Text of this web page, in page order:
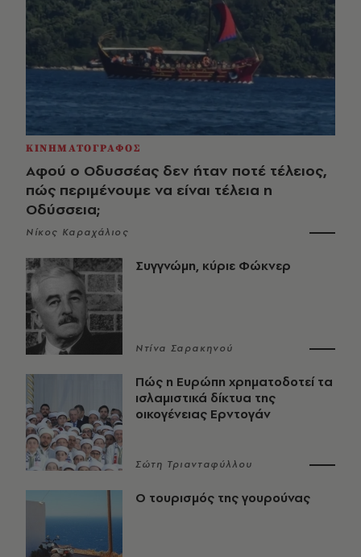
ΚΙΝΗΜΑΤΟΓΡΑΦΟΣ
Αφού ο Οδυσσέας δεν ήταν ποτέ τέλειος,
πώς περιμένουμε να είναι τέλεια η
Οδύσσεια;
Νίκος Καραχάλιος
Συγγνώμη, κύριε Φώκνερ
Ντίνα Σαρακηνού
Πώς η Ευρώπη χρηματοδοτεί τα
ισλαμιστικά δίκτυα της
οικογένειας Ερντογάν
Σώτη Τριανταφύλλου
Ο τουρισμός της γουρούνας